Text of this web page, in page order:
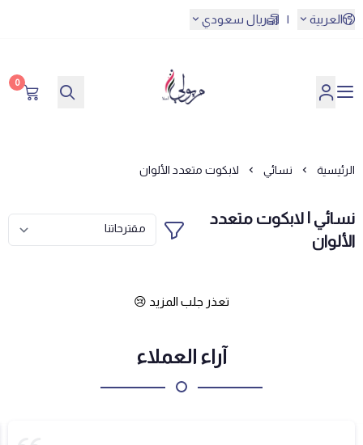
العربية | ريال سعودي
مريولي أحلا
0
الرئيسية نسائي لابكوت متعدد الألوان
نسائي | لابكوت متعدد
الألوان
تعذر جلب المزيد 😢
آراء العملاء